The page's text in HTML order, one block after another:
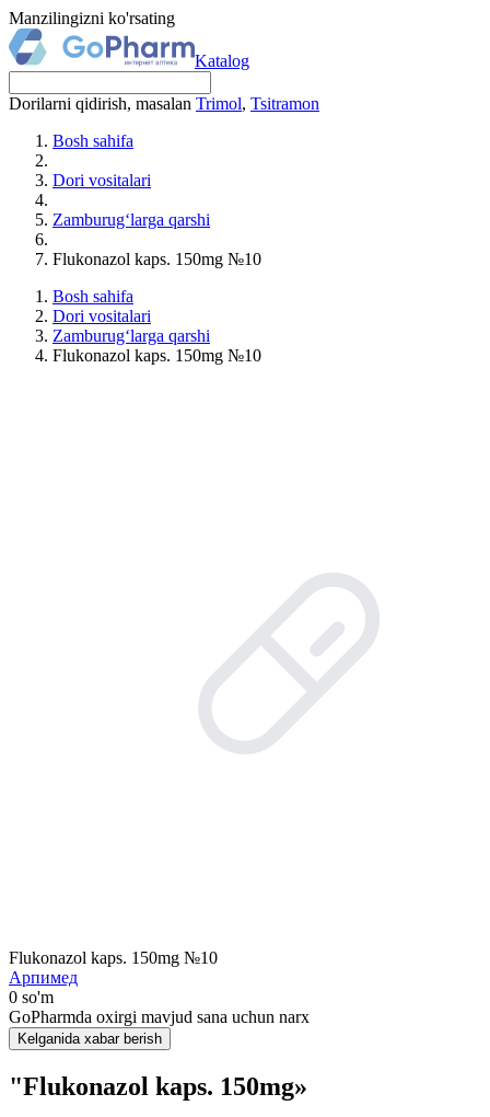
Manzilingizni ko'rsating
Katalog
Dorilarni qidirish, masalan Trimol, Tsitramon
Bosh sahifa
Dori vositalari
Zamburug‘larga qarshi
Flukonazol kaps. 150mg №10
Bosh sahifa
Dori vositalari
Zamburug‘larga qarshi
Flukonazol kaps. 150mg №10
Flukonazol kaps. 150mg №10
Арпимед
0 so'm
GoPharmda oxirgi mavjud sana uchun narx
Kelganida xabar berish
"Flukonazol kaps. 150mg»